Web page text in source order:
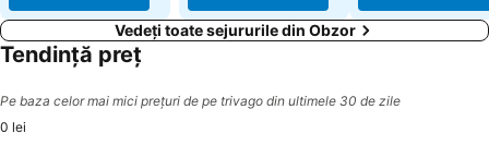
Vedeți toate sejururile din Obzor
Tendință preț
Pe baza celor mai mici prețuri de pe trivago din ultimele 30 de zile
0 lei